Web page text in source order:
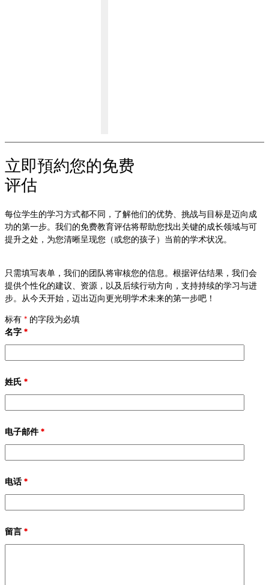
立即預約您的免费
评估
每位学生的学习方式都不同，了解他们的优势、挑战与目标是迈向成
功的第一步。我们的免费教育评估将帮助您找出关键的成长领域与可
提升之处，为您清晰呈现您（或您的孩子）当前的学术状况。
只需填写表单，我们的团队将审核您的信息。根据评估结果，我们会
提供个性化的建议、资源，以及后续行动方向，支持持续的学习与进
步。从今天开始，迈出迈向更光明学术未来的第一步吧！
标有 * 的字段为必填
名字 *
姓氏 *
电子邮件*
电话*
留言 *